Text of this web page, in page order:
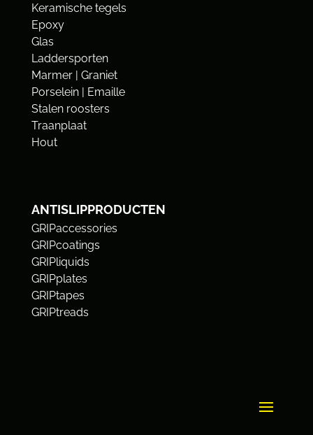
Keramische tegels
Epoxy
Glas
Laddersporten
Marmer | Graniet
Porselein | Emaille
Stalen roosters
Traanplaat
Hout
ANTISLIPPRODUCTEN
GRIPaccessories
GRIPcoatings
GRIPliquids
GRIPplates
GRIPtapes
GRIPtreads